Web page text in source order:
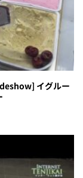
イグルー